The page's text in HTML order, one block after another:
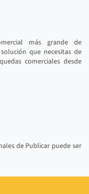
más grande de
que necesitas de
comerciales desde
de Publicar puede ser